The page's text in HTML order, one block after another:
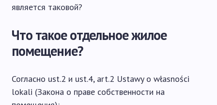
является таковой?
Что такое отдельное жилое
помещение?
Согласно ust.2 и ust.4, art.2 Ustawy o własności
lokali (Закона о праве собственности на